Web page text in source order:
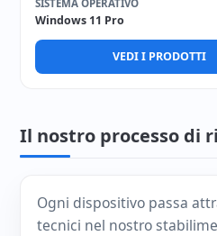
SISTEMA OPERATIVO
Windows 11 Pro
VEDI I PRODOTTI
Il nostro processo di
Ogni dispositivo passa
tecnici nel nostro